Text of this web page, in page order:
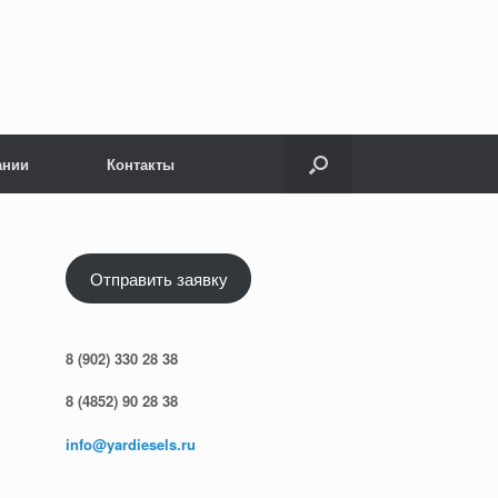
Контакты
Отправить заявку
8 (902) 330 28 38
8 (4852) 90 28 38
info@yardiesels.ru